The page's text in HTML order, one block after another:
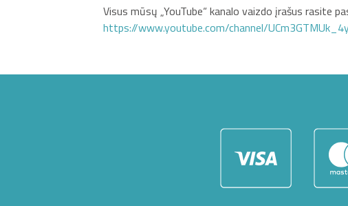
Visus mūsų „YouTube“ kanalo vaizdo įrašus rasite
https://www.youtube.com/channel/